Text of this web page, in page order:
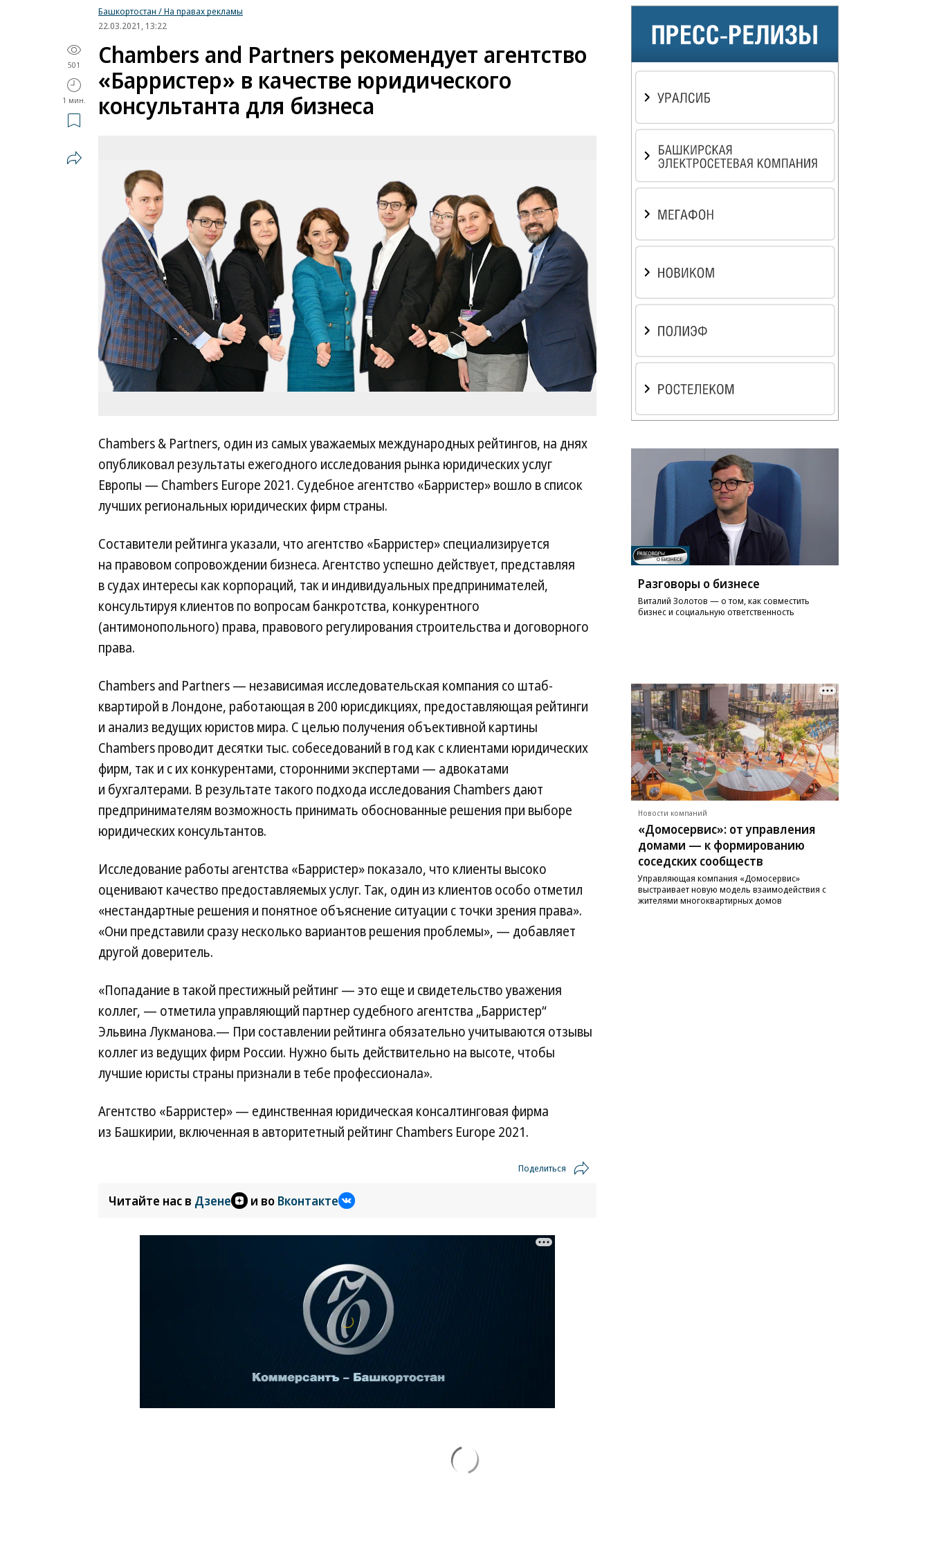
Башкортостан / На правах рекламы
22.03.2021, 13:22
501
1 мин.
Chambers and Partners рекомендует агентство
«Барристер» в качестве юридического
консультанта для бизнеса
Chambers & Partners, один из самых уважаемых международных рейтингов, на днях
опубликовал результаты ежегодного исследования рынка юридических услуг
Европы — Chambers Europe 2021. Судебное агентство «Барристер» вошло в список
лучших региональных юридических фирм страны.
Составители рейтинга указали, что агентство «Барристер» специализируется
на правовом сопровождении бизнеса. Агентство успешно действует, представляя
в судах интересы как корпораций, так и индивидуальных предпринимателей,
консультируя клиентов по вопросам банкротства, конкурентного
(антимонопольного) права, правового регулирования строительства и договорного
права.
Chambers and Partners — независимая исследовательская компания со штаб-
квартирой в Лондоне, работающая в 200 юрисдикциях, предоставляющая рейтинги
и анализ ведущих юристов мира. С целью получения объективной картины
Chambers проводит десятки тыс. собеседований в год как с клиентами юридических
фирм, так и с их конкурентами, сторонними экспертами — адвокатами
и бухгалтерами. В результате такого подхода исследования Chambers дают
предпринимателям возможность принимать обоснованные решения при выборе
юридических консультантов.
Исследование работы агентства «Барристер» показало, что клиенты высоко
оценивают качество предоставляемых услуг. Так, один из клиентов особо отметил
«нестандартные решения и понятное объяснение ситуации с точки зрения права».
«Они представили сразу несколько вариантов решения проблемы», — добавляет
другой доверитель.
«Попадание в такой престижный рейтинг — это еще и свидетельство уважения
коллег, — отметила управляющий партнер судебного агентства „Барристер“
Эльвина Лукманова.— При составлении рейтинга обязательно учитываются отзывы
коллег из ведущих фирм России. Нужно быть действительно на высоте, чтобы
лучшие юристы страны признали в тебе профессионала».
Агентство «Барристер» — единственная юридическая консалтинговая фирма
из Башкирии, включенная в авторитетный рейтинг Chambers Europe 2021.
Поделиться
Читайте нас в Дзене и во Вконтакте
Разговоры о бизнесе
Виталий Золотов — о том, как совместить
бизнес и социальную ответственность
Новости компаний
«Домосервис»: от управления
домами — к формированию
соседских сообществ
Управляющая компания «Домосервис»
выстраивает новую модель взаимодействия с
жителями многоквартирных домов